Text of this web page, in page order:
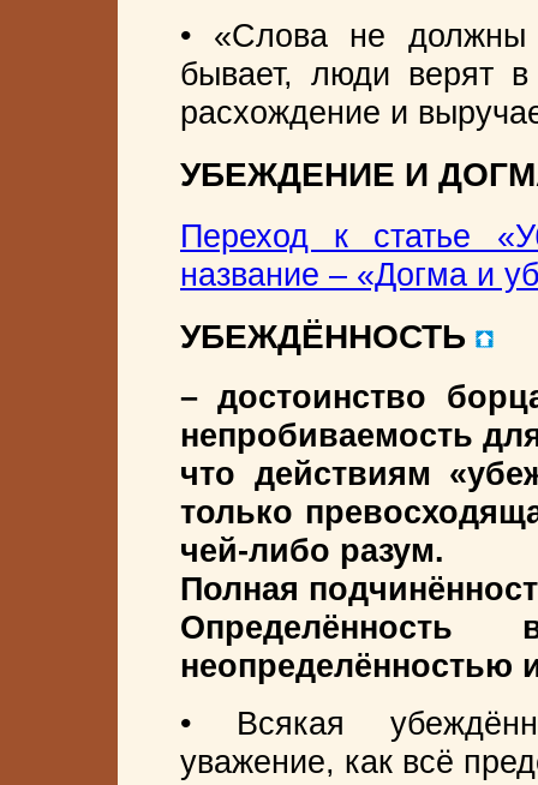
• «Слова не должны
бывает, люди верят в
расхождение и
УБЕЖДЕНИЕ И
Переход к статье
название – «Догма и
УБЕЖДЁННОСТЬ
– достоинство
непробиваемость
что действиям
только
чей-либо разум.
Полная
неопределённостью
• Всякая
уважение, как всё